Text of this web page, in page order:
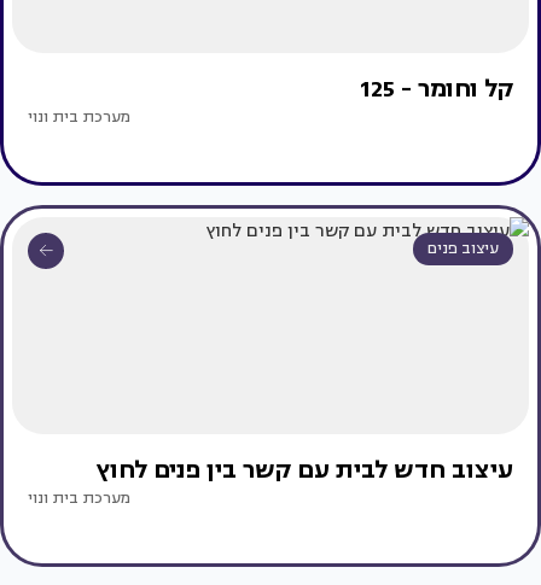
קל וחומר - 125
מערכת בית ונוי
עיצוב פנים
עיצוב חדש לבית עם קשר בין פנים לחוץ
מערכת בית ונוי